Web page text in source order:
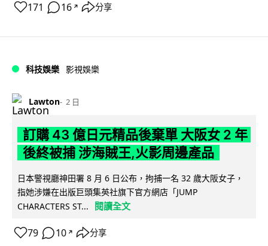
171 16 ↗ 分享
科技娛樂 影視娛樂
Lawton 2 日
訂購 43 億日元精品後棄單 大阪女 2 年
後終被捕 涉海賊王,火影周邊產品
日本警視廳神田署 8 月 6 日公布，拘捕一名 32 歲大阪女子，
指她涉嫌在出版巨頭集英社旗下官方網店「JUMP
CHARACTERS ST...
閱讀全文
79 10 ↗ 分享